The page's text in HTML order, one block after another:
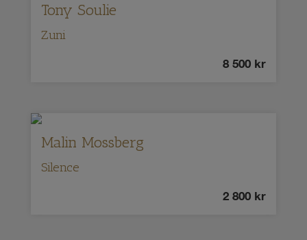
Tony Soulie
Zuni
8 500 kr
Malin Mossberg
Silence
2 800 kr